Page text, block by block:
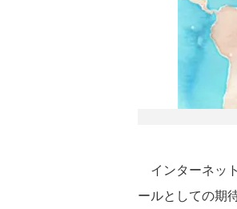
インターネッ
ールとしての期